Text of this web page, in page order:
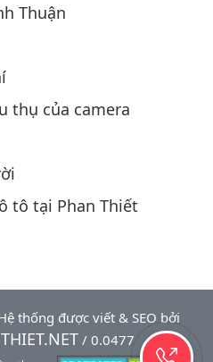
Thuận
thụ của camera
tô tại Phan Thiết
thống được viết & SEO bởi
/ 0.0477